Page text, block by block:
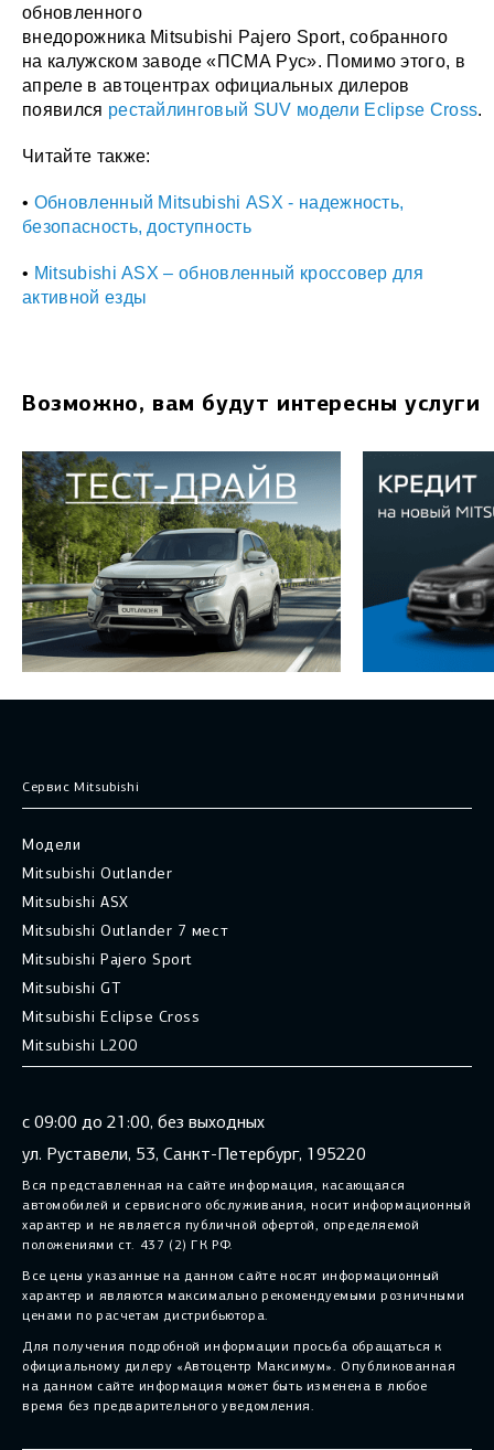
обновленного
внедорожника Mitsubishi Pajero Sport, собранного
на калужском заводе «ПСМА Рус». Помимо этого, в
апреле в автоцентрах официальных дилеров
появился рестайлинговый SUV модели Eclipse Cross.
Читайте также:
• Обновленный Mitsubishi ASX - надежность,
безопасность, доступность
• Mitsubishi ASX – обновленный кроссовер для
активной езды
Возможно, вам будут интересны услуги
Сервис Mitsubishi
Модели
Mitsubishi Outlander
Mitsubishi ASX
Mitsubishi Outlander 7 мест
Mitsubishi Pajero Sport
Mitsubishi GT
Mitsubishi Eclipse Cross
Mitsubishi L200
с 09:00 до 21:00, без выходных
ул. Руставели, 53, Санкт-Петербург, 195220
Вся представленная на сайте информация, касающаяся
автомобилей и сервисного обслуживания, носит информационный
характер и не является публичной офертой, определяемой
положениями ст. 437 (2) ГК РФ.
Все цены указанные на данном сайте носят информационный
характер и являются максимально рекомендуемыми розничными
ценами по расчетам дистрибьютора.
Для получения подробной информации просьба обращаться к
официальному дилеру «Автоцентр Максимум». Опубликованная
на данном сайте информация может быть изменена в любое
время без предварительного уведомления.